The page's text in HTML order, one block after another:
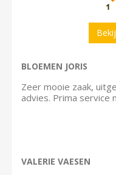
BLOEMEN JORIS
Zeer mooie zaak,
advies. Prima service
VALERIE VAESEN